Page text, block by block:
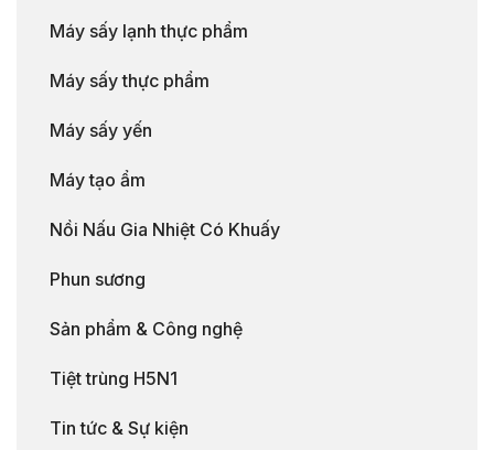
Máy sấy lạnh thực phẩm
Máy sấy thực phẩm
Máy sấy yến
Máy tạo ẩm
Nồi Nấu Gia Nhiệt Có Khuấy
Phun sương
Sản phẩm & Công nghệ
Tiệt trùng H5N1
Tin tức & Sự kiện